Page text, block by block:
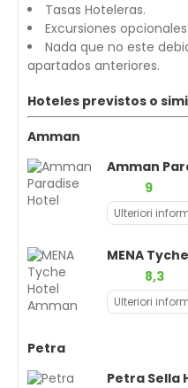
Tasas Hoteleras.
Excursiones opcionales.
Nada que no este
apartados anteriores.
Hoteles previstos o
Amman
Amman
9
Ulteriori
MENA
8,3
Ulteriori
Petra
Petra Sella